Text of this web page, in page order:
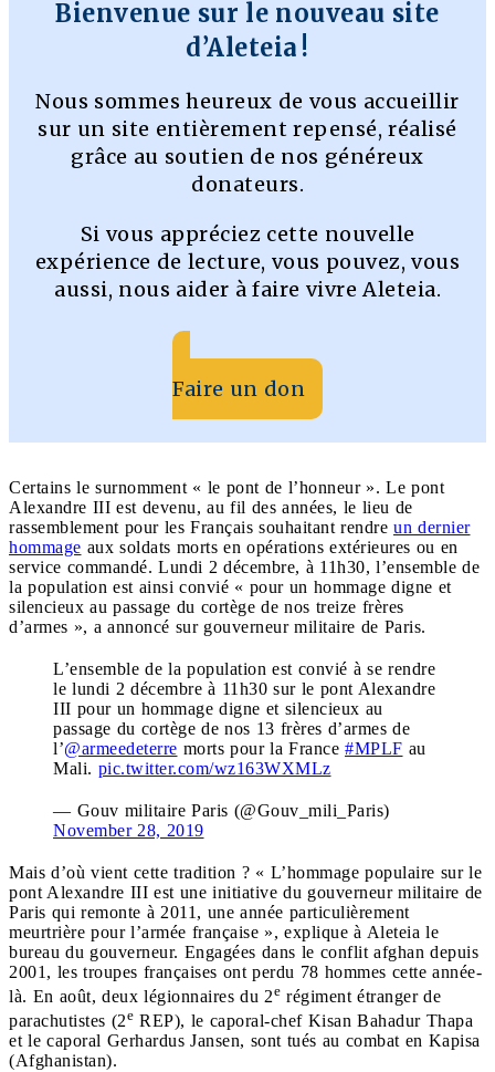
Bienvenue sur le nouveau site
d’Aleteia !
Nous sommes heureux de vous accueillir
sur un site entièrement repensé, réalisé
grâce au soutien de nos généreux
donateurs.
Si vous appréciez cette nouvelle
expérience de lecture, vous pouvez, vous
aussi, nous aider à faire vivre Aleteia.
Faire un don
Certains le surnomment « le pont de l’honneur ». Le pont
Alexandre III est devenu, au fil des années, le lieu de
rassemblement pour les Français souhaitant rendre un dernier
hommage aux soldats morts en opérations extérieures ou en
service commandé. Lundi 2 décembre, à 11h30, l’ensemble de
la population est ainsi convié « pour un hommage digne et
silencieux au passage du cortège de nos treize frères
d’armes », a annoncé sur gouverneur militaire de Paris.
L’ensemble de la population est convié à se rendre
le lundi 2 décembre à 11h30 sur le pont Alexandre
III pour un hommage digne et silencieux au
passage du cortège de nos 13 frères d’armes de
l’@armeedeterre morts pour la France #MPLF au
Mali. pic.twitter.com/wz163WXMLz
— Gouv militaire Paris (@Gouv_mili_Paris)
November 28, 2019
Mais d’où vient cette tradition ? « L’hommage populaire sur le
pont Alexandre III est une initiative du gouverneur militaire de
Paris qui remonte à 2011, une année particulièrement
meurtrière pour l’armée française », explique à Aleteia le
bureau du gouverneur. Engagées dans le conflit afghan depuis
2001, les troupes françaises ont perdu 78 hommes cette année-
là. En août, deux légionnaires du 2e régiment étranger de
parachutistes (2e REP), le caporal-chef Kisan Bahadur Thapa
et le caporal Gerhardus Jansen, sont tués au combat en Kapisa
(Afghanistan).